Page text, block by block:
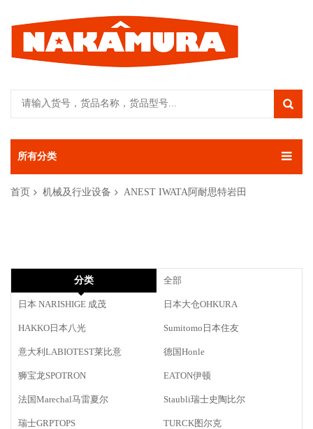
所有分类
首页 机械及行业设备 ANEST IWATA阿耐思特岩田
分类 全部
日本 NARISHIGE 成茂 日本大仓OHKURA
HAKKO日本八光 Sumitomo日本住友
意大利LABIOTEST莱比意 德国Honle
狮宝龙SPOTRON EATON伊顿
法国Marechal马雷夏尔 Staubli瑞士史陶比尔
瑞士GRPTOPS TURCK图尔克